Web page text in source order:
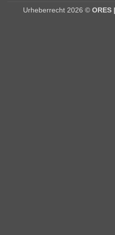
Urheberrecht 2026 © ORES